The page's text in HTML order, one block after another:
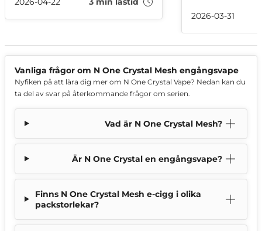
forskningen faktiskt säger idag.
varit förbjudet
gäller samma
alltså får man
uteserveringar.
som gäller!
2026-03-31
Vanliga frågor om N One Crystal Mesh engångsvape
Nyfiken på att lära dig mer om N One Crystal Vape? Nedan kan du
ta del av svar på återkommande frågor om serien.
Vad är N One Crystal Mesh?
Är N One Crystal en engångsvape?
Finns N One Crystal Mesh e-cigg i olika
packstorlekar?